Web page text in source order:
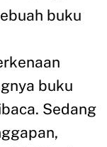
Sedang
Simple